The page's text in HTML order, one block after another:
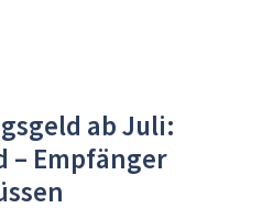
ab Juli:
– Empfänger